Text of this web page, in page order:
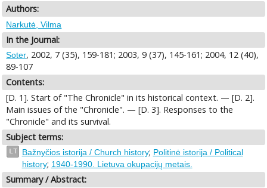
Authors:
Narkutė, Vilma
In the Journal:
Soter, 2002, 7 (35), 159-181; 2003, 9 (37), 145-161; 2004, 12 (40),
89-107
Contents:
[D. 1]. Start of "The Chronicle" in its historical context. — [D. 2].
Main issues of the "Chronicle". — [D. 3]. Responses to the
"Chronicle" and its survival.
Subject terms:
LT Bažnyčios istorija / Church history; Politinė istorija / Political
history; 1940-1990. Lietuva okupacijų metais.
Summary / Abstract: